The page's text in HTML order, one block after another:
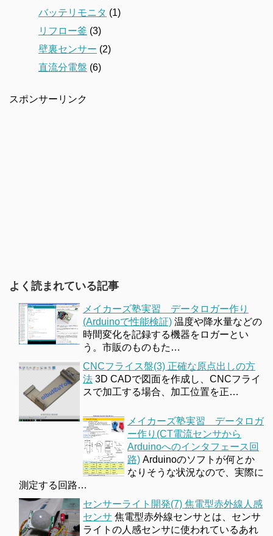
バッテリモニタ (1)
リフロー釜 (3)
壁裏センサー (2)
直流分電盤 (6)
スポンサーリンク
よく読まれている記事
メイカーズ塾実習 データロガー作り
(Arduinoで性能検証) 温度や降水量などの
時間変化を記録する機器をロガーとい
う。市販のものもた…
CNCフライス盤(3) 正確な原点出しの方
法 3D CADで図面を作成し、CNCフライ
スで加工する場合、加工位置を正…
メイカーズ塾実習 データロガ
ー作り(CT電流センサから
Arduinoへのインタフェース回
路) Arduinoのソフトが何とか
なりそうな状況なので、実際に
測定する回路…
センサーライト開発(7) 焦電型赤外線人感
センサ 焦電型赤外線センサとは、センサ
ライトの人感センサに使われているあれ